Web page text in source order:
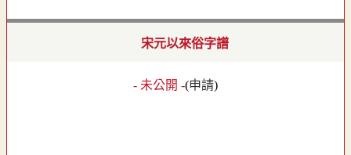
宋元以來俗字譜
- 未公開 -(申請)